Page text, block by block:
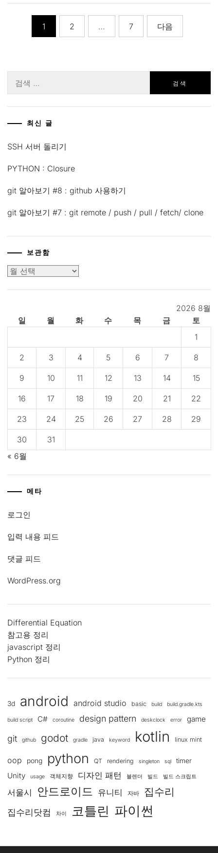
지
매
1 2 … 7 다음
색:
최신 글
SSH 서버 돌리기
PYTHON : Closure
git 알아보기 #8 : github 사용하기
git 알아보기 #7 : git remote / push / pull / fetch/ clone
보관함
보
2026 8월
일
월 화 수 목 금
토
1
2 3 4 5 6 7 8
9 10 11 12 13 14 15
16 17 18 19 20 21 22
23 24 25 26 27 28 29
30
31
« 6월
메타
로그인
입력 내용 피드
댓글 피드
WordPress.org
Differential Equation
참고용 정리
javascript 정리
Python 정리
3d android android studio basic build build.gradle.kts
build script C# coroutine design pattern deskclock error game
git github godot gradle java keyword kotlin linux mint
oop pong python QT rendering singleton sql timer
Unity usage 객체지향 디자인 패턴 블렌더 빌드 빌드 스크립트
서울시 안드로이드 유니티 자바 집수리
집수리닷컴 차이 코틀린 파이썬